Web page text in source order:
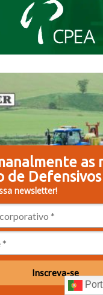
as
de
newsletter!
Inscreva-se